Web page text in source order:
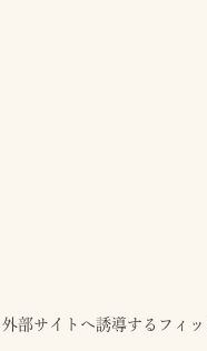
部サイトへ誘導するフィ